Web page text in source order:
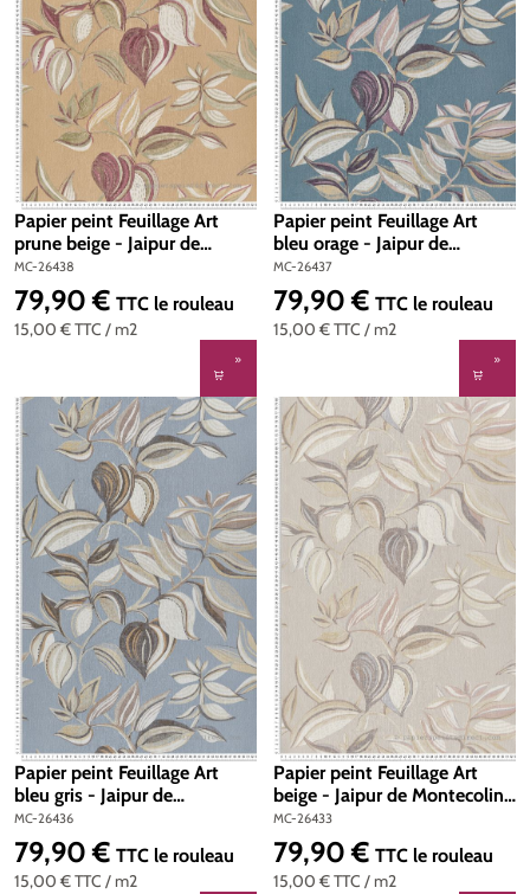
Papier peint Feuillage Art
prune beige - Jaipur de
Montecolino | Réf. MC-26438
MC-26438
15,00 €TTC / m2
Prix régulier :
79,90 € TTC le rouleau
Papier peint Feuillage Art
bleu orage - Jaipur de
Montecolino | Réf. MC-26437
MC-26437
15,00 €TTC / m2
Prix régulier :
79,90 € TTC le rouleau
Papier peint Feuillage Art
bleu gris - Jaipur de
Montecolino | Réf. MC-26436
MC-26436
15,00 €TTC / m2
Prix régulier :
79,90 € TTC le rouleau
Papier peint Feuillage Art
beige - Jaipur de Montecolino
| Réf. MC-26433
MC-26433
15,00 €TTC / m2
Prix régulier :
79,90 € TTC le rouleau